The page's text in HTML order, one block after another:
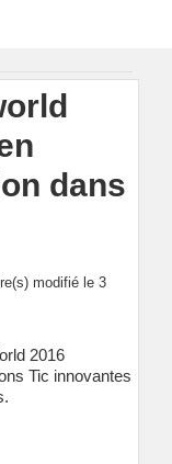
dans
modifié le 3
2016
Tic innovantes